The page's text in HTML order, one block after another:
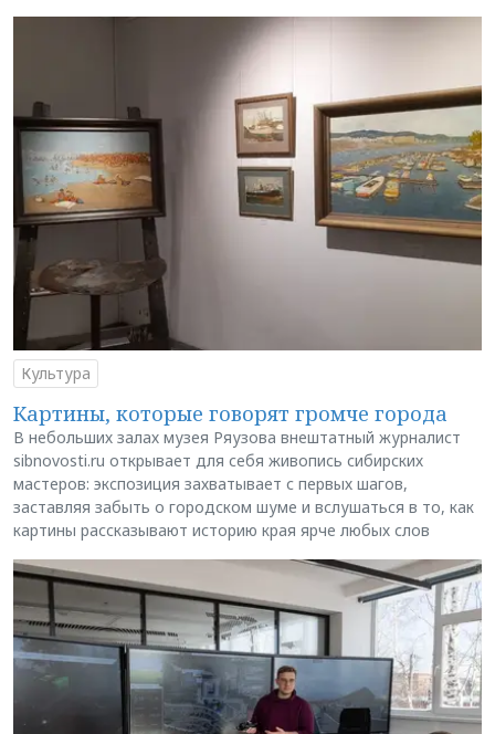
Культура
Картины, которые говорят громче города
В небольших залах музея Ряузова внештатный журналист
sibnovosti.ru открывает для себя живопись сибирских
мастеров: экспозиция захватывает с первых шагов,
заставляя забыть о городском шуме и вслушаться в то, как
картины рассказывают историю края ярче любых слов